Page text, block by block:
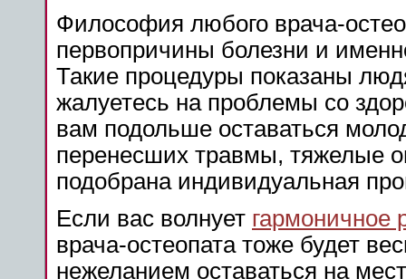
Философия любого врача-
первопричины болезни и
Такие процедуры показаны
жалуетесь на проблемы со
вам подольше оставаться
перенесших травмы, тяжелые
подобрана индивидуальная
Если вас волнует гармоничное
врача-остеопата тоже будет
нежеланием оставаться на